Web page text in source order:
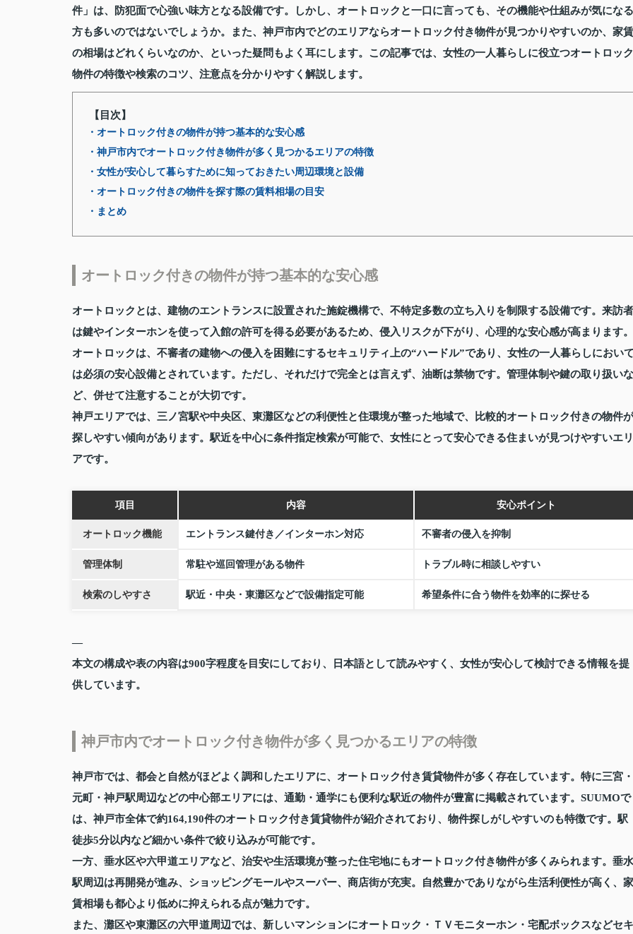
件」は、防犯面で心強い味方となる設備です。しかし、オートロックと一口に言っても、その機能や仕組みが気になる
方も多いのではないでしょうか。また、神戸市内でどのエリアならオートロック付き物件が見つかりやすいのか、家賃
の相場はどれくらいなのか、といった疑問もよく耳にします。この記事では、女性の一人暮らしに役立つオートロック
物件の特徴や検索のコツ、注意点を分かりやすく解説します。
【目次】
・オートロック付きの物件が持つ基本的な安心感
・神戸市内でオートロック付き物件が多く見つかるエリアの特徴
・女性が安心して暮らすために知っておきたい周辺環境と設備
・オートロック付きの物件を探す際の賃料相場の目安
・まとめ
オートロック付きの物件が持つ基本的な安心感
オートロックとは、建物のエントランスに設置された施錠機構で、不特定多数の立ち入りを制限する設備です。来訪者
は鍵やインターホンを使って入館の許可を得る必要があるため、侵入リスクが下がり、心理的な安心感が高まります。
オートロックは、不審者の建物への侵入を困難にするセキュリティ上の“ハードル”であり、女性の一人暮らしにおい
は必須の安心設備とされています。ただし、それだけで完全とは言えず、油断は禁物です。管理体制や鍵の取り扱いな
ど、併せて注意することが大切です。
神戸エリアでは、三ノ宮駅や中央区、東灘区などの利便性と住環境が整った地域で、比較的オートロック付きの物件が
探しやすい傾向があります。駅近を中心に条件指定検索が可能で、女性にとって安心できる住まいが見つけやすいエリ
アです。
項目 内容 安心ポイント
オートロック機能 エントランス鍵付き／インターホン対応 不審者の侵入を抑制
管理体制 常駐や巡回管理がある物件 トラブル時に相談しやすい
検索のしやすさ 駅近・中央・東灘区などで設備指定可能 希望条件に合う物件を効率的に探せる
—
本文の構成や表の内容は900字程度を目安にしており、日本語として読みやすく、女性が安心して検討できる情報を提
供しています。
神戸市内でオートロック付き物件が多く見つかるエリアの特徴
神戸市では、都会と自然がほどよく調和したエリアに、オートロック付き賃貸物件が多く存在しています。特に三宮・
元町・神戸駅周辺などの中心部エリアには、通勤・通学にも便利な駅近の物件が豊富に掲載されています。SUUMOで
は、神戸市全体で約164,190件のオートロック付き賃貸物件が紹介されており、物件探しがしやすいのも特徴です。駅
徒歩5分以内など細かい条件で絞り込みが可能です。
一方、垂水区や六甲道エリアなど、治安や生活環境が整った住宅地にもオートロック付き物件が多くみられます。垂水
駅周辺は再開発が進み、ショッピングモールやスーパー、商店街が充実。自然豊かでありながら生活利便性が高く、家
賃相場も都心より低めに抑えられる点が魅力です。
また、灘区や東灘区の六甲道周辺では、新しいマンションにオートロック・ＴＶモニターホン・宅配ボックスなどセキ